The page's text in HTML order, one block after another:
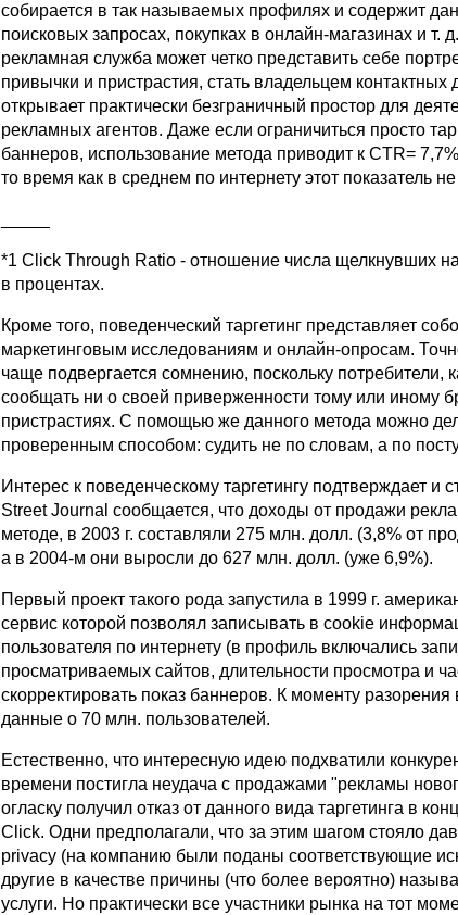
собирается в так называемых профилях и содержит
поисковых запросах, покупках в онлайн-магазинах и т.
рекламная служба может четко представить себе
привычки и пристрастия, стать владельцем
открывает практически безграничный простор для
рекламных агентов. Даже если ограничиться просто
баннеров, использование метода приводит к CTR=
то время как в среднем по интернету этот показатель
*1 Click Through Ratio - отношение числа щелкнувших
в процентах.
Кроме того, поведенческий таргетинг представляет
маркетинговым исследованиям и онлайн-опросам.
чаще подвергается сомнению, поскольку потребители,
сообщать ни о своей приверженности тому или иному
пристрастиях. С помощью же данного метода можно
проверенным способом: судить не по словам, а по
Интерес к поведенческому таргетингу подтверждает и
Street Journal сообщается, что доходы от продажи
методе, в 2003 г. составляли 275 млн. долл. (3,8% от
а в 2004-м они выросли до 627 млн. долл. (уже 6,9%).
Первый проект такого рода запустила в 1999 г.
сервис которой позволял записывать в cookie
пользователя по интернету (в профиль включались
просматриваемых сайтов, длительности просмотра и
скорректировать показ баннеров. К моменту разорения
данные о 70 млн. пользователей.
Естественно, что интересную идею подхватили
времени постигла неудача с продажами "рекламы
огласку получил отказ от данного вида таргетинга в
Click. Одни предполагали, что за этим шагом стояло
privacy (на компанию были поданы соответствующие
другие в качестве причины (что более вероятно)
услуги. Но практически все участники рынка на тот